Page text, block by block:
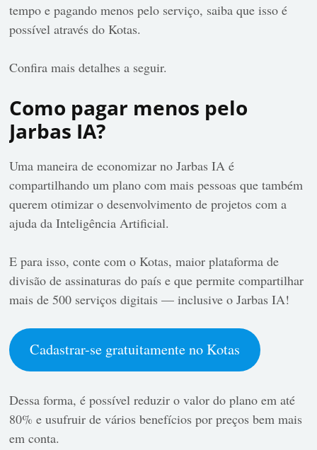
tempo e pagando menos pelo serviço, saiba que isso é
possível através do Kotas.
Confira mais detalhes a seguir.
Como pagar menos pelo
Jarbas IA?
Uma maneira de economizar no Jarbas IA é
compartilhando um plano com mais pessoasque também
querem otimizar o desenvolvimento de projetos com a
ajuda da Inteligência Artificial.
E para isso, conte com o Kotas, maior plataforma de
divisão de assinaturas do país e que permite compartilhar
mais de 500 serviços digitais — inclusive o Jarbas IA!
Cadastrar-se gratuitamente no Kotas
Dessa forma, é possível reduzir o valor do plano em até
80% e usufruir de vários benefícios por preços bem mais
em conta.